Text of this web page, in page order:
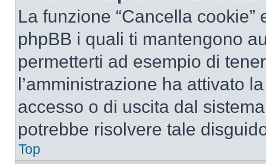
La funzione “Cancella
phpBB i quali ti mantengono
permetterti ad esempio di
l’amministrazione ha attivato
accesso o di uscita dal
potrebbe risolvere tale
Top